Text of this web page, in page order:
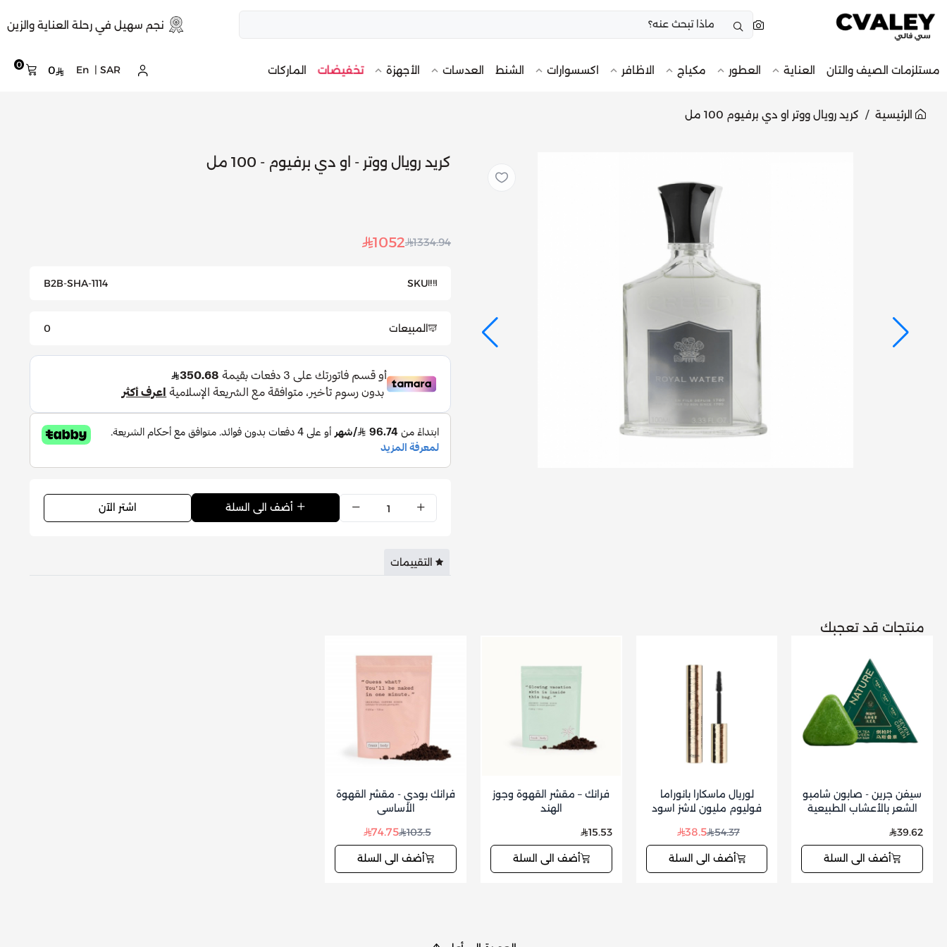
نجم سهيل في رحلة العناية والزين
مستلزمات الصيف والتان العناية العطور مكياج الاظافر اكسسوارات الشنط العدسات الأجهزة تخفيضات الماركات 0 0 En SAR
الرئيسية كريد رويال ووتر او دي برفيوم 100 مل
كريد رويال ووتر - او دي برفيوم - 100 مل
1334.94
1052
SKU
B2B-SHA-1114
المبيعات 0
اشتر الآن
التقييمات
منتجات قد تعجبك
سيفن جرين - صابون شامبو
الشعر بالأعشاب الطبيعية
الشعر 125 جم 39.62
أضف الى السلة
لوريال ماسكارا بانوراما
فوليوم مليون لاشز اسود
54.37
38.5
أضف الى السلة
فرانك – مقشر القهوة وجوز
الهند
15.53
أضف الى السلة
فرانك بودي - مقشر القهوة
الأساسي
103.5
74.75
أضف الى السلة